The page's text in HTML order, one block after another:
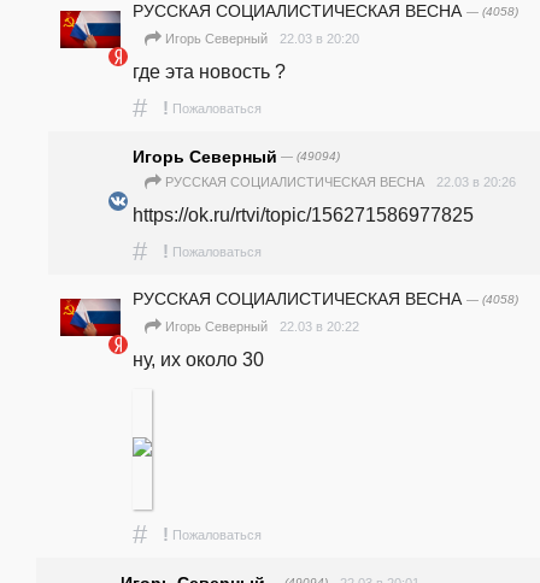
РУССКАЯ СОЦИАЛИСТИЧЕСКАЯ ВЕСНА — (4058)
Игорь Северный 22.03 в 20:20
где эта новость ?
# ! Пожаловаться
Игорь Северный — (49094)
РУССКАЯ СОЦИАЛИСТИЧЕСКАЯ ВЕСНА 22.03 в 20:26
https://ok.ru/rtvi/topic/156271586977825
# ! Пожаловаться
РУССКАЯ СОЦИАЛИСТИЧЕСКАЯ ВЕСНА — (4058)
Игорь Северный 22.03 в 20:22
ну, их около 30
# ! Пожаловаться